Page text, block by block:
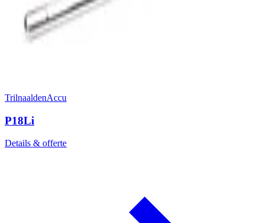
TrilnaaldenAccu
P18Li
Details & offerte